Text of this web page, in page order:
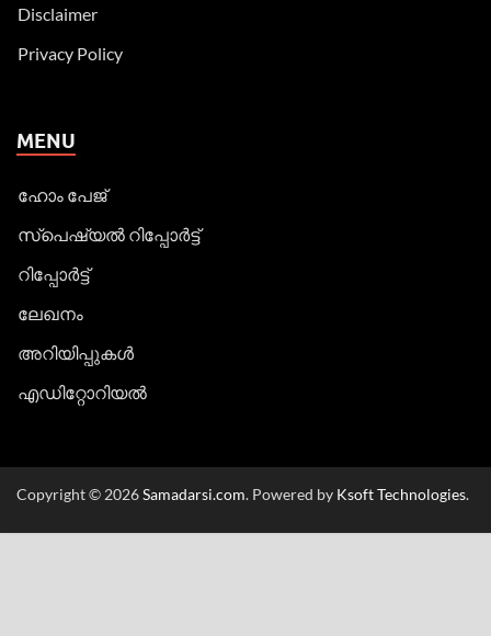
Disclaimer
Privacy Policy
MENU
ഹോം പേജ്
സ്പെഷ്യൽ റിപ്പോര്‍ട്ട്
റിപ്പോര്‍ട്ട്
ലേഖനം
അറിയിപ്പുകള്‍
എഡിറ്റോറിയല്‍
Copyright © 2026Samadarsi.com. Powered by Ksoft Technologies.